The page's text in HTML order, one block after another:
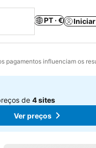
PT · €
pagamentos influenciam os
de4 sites
Ver preços